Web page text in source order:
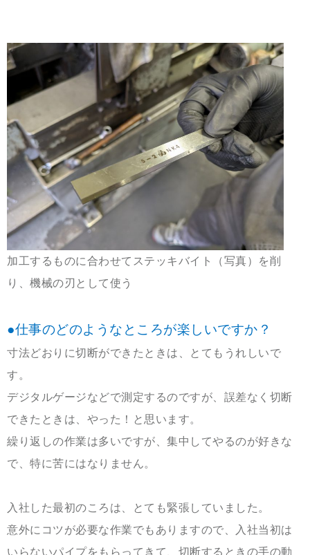
加工するものに合わせてステッキバイト（写真）を削
り、機械の刃として使う
●仕事のどのようなところが楽しいですか？
寸法どおりに切断ができたときは、とてもうれしいで
す。
デジタルゲージなどで測定するのですが、誤差なく切断
できたときは、やった！と思います。
繰り返しの作業は多いですが、集中してやるのが好きな
で、特に苦にはなりません。
入社した最初のころは、とても緊張していました。
意外にコツが必要な作業でもありますので、入社当初は
いらないパイプをもらってきて、切断するときの手の動